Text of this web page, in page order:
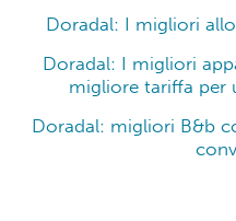
Doradal: I migliori
Doradal: I migliori
migliore tariffa per
Doradal: migliori B&b